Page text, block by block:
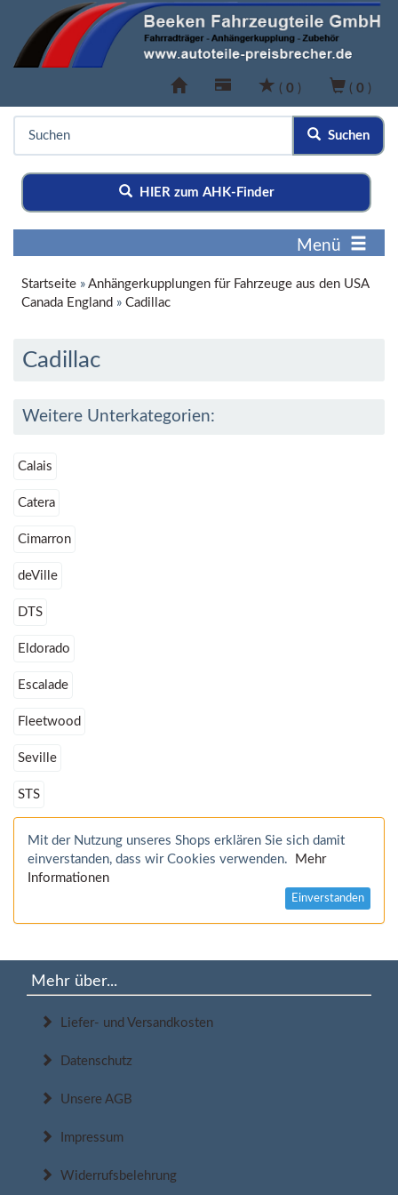
( 0 ) ( 0 )
Suchen
HIER zum AHK-Finder
Menü
Startseite » Anhängerkupplungen für Fahrzeuge aus den USA
Canada England » Cadillac
Cadillac
Weitere Unterkategorien:
Calais
Catera
Cimarron
deVille
DTS
Eldorado
Escalade
Fleetwood
Seville
STS
Mit der Nutzung unseres Shops erklären Sie sich damit
einverstanden, dass wir Cookies verwenden.
Mehr
Informationen
Einverstanden
Mehr über...
Liefer- und Versandkosten
Datenschutz
Unsere AGB
Impressum
Widerrufsbelehrung